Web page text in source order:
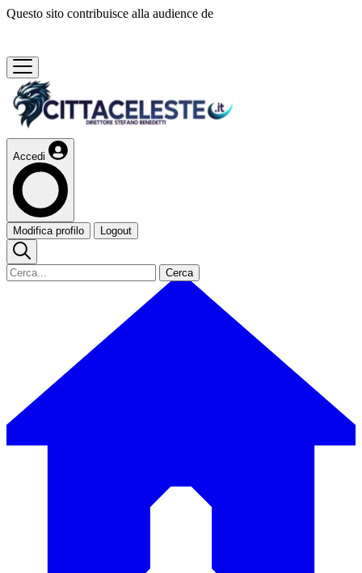
Questo sito contribuisce alla audience de
Accedi
Modifica profilo Logout
Cerca